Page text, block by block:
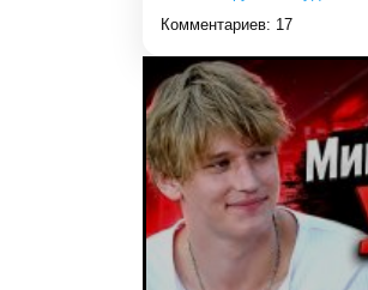
Комментариев: 17